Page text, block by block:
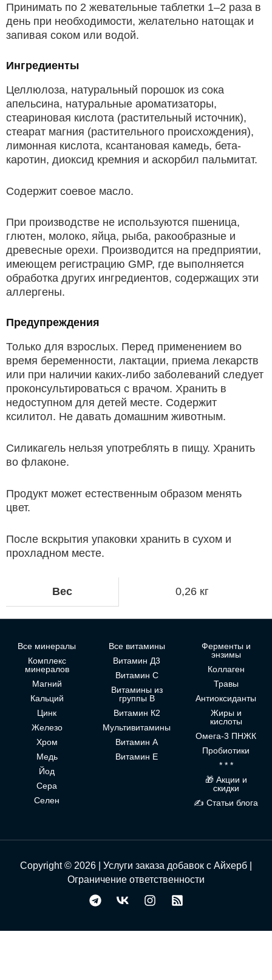
Принимать по 2 жевательные таблетки 1–2 раза в
день при необходимости, желательно натощак и
запивая соком или водой.
Ингредиенты
Целлюлоза, натуральный порошок из сока
апельсина, натуральные ароматизаторы,
стеариновая кислота (растительный источник),
стеарат магния (растительного происхождения),
лимонная кислота, ксантановая камедь, бета-
каротин, диоксид кремния и аскорбил пальмитат.
Содержит соевое масло.
При производстве не используются пшеница,
глютен, молоко, яйца, рыба, ракообразные и
древесные орехи. Производится на предприятии,
имеющем регистрацию GMP, где выполняется
обработка других ингредиентов, содержащих эти
аллергены.
Предупреждения
Только для взрослых. Перед применением во
время беременности, лактации, приема лекарств
или при наличии каких-либо заболеваний следует
проконсультироваться с врачом. Хранить в
недоступном для детей месте. Содержит
ксилитол. Не давать домашним животным.
Силикагель нельзя употреблять в пищу. Хранить
во флаконе.
Продукт может естественным образом менять
цвет.
После вскрытия упаковки хранить в сухом и
прохладном месте.
Вес 0,26 кг
Все минералы
Комплекс
минералов
Магний
Кальций
Цинк
Железо
Хром
Медь
Йод
Сера
Селен
Все витамины
Витамин Д3
Витамин С
Витамины из
группы В
Витамин К2
Мультивитамины
Витамин А
Витамин Е
Ферменты и
энзимы
Коллаген
Травы
Антиоксиданты
Жиры и
кислоты
Омега-3 ПНЖК
Пробиотики
* * *
🎁 Акции и
скидки
✍ Статьи блога
Copyright © 2026 | Услуги заказа добавок с Айхерб |
Ограничение ответственности